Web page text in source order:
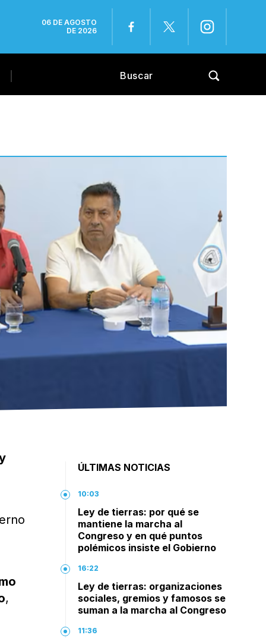
06 DE AGOSTO
DE 2026
,
ÚLTIMAS NOTICIAS
10:03
Ley de tierras: por qué se
mantiene la marcha al
Congreso y en qué puntos
polémicos insiste el Gobierno
16:22
Ley de tierras: organizaciones
sociales, gremios y famosos se
suman a la marcha al Congreso
11:36